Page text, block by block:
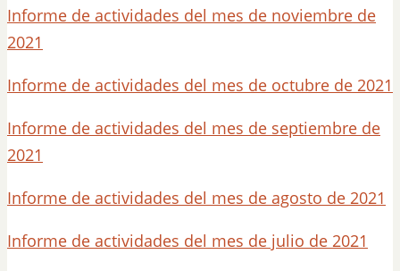
Informe de actividades del mes de noviembre de
2021
Informe de actividades del mes de octubre de 2021
Informe de actividades del mes de septiembre de
2021
Informe de actividades del mes de agosto de 2021
Informe de actividades del mes de julio de 2021